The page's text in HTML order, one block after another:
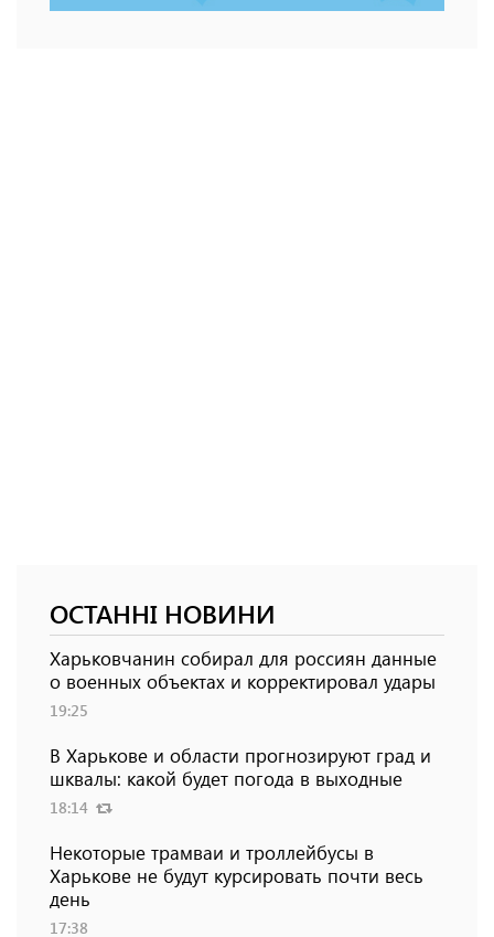
ОСТАННІ НОВИНИ
Харьковчанин собирал для россиян данные
о военных объектах и ​​корректировал удары
19:25
В Харькове и области прогнозируют град и
шквалы: какой будет погода в выходные
18:14
Некоторые трамваи и троллейбусы в
Харькове не будут курсировать почти весь
день
17:38